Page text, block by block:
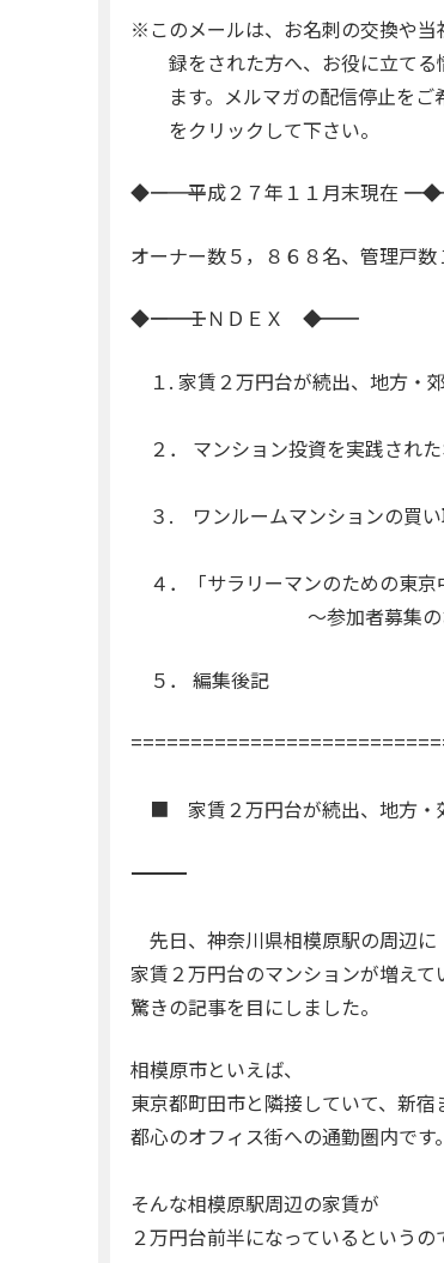
※このメールは、お名刺の交換や
録をされた方へ、お役に立てる
ます。メルマガの配信停止をご
をクリックして下さい。
◆―――――――――― 平成２７年１１月末現在 ――――――――――◆
オーナー数５，８６８名、管理戸
◆――――――――――――― ＩＮＤＥＸ ――――――――――――◆
１. 家賃２万円台が続出、地方・
２． マンション投資を実践され
３. ワンルームマンションの買い
４．「サラリーマンのための東京
～参加者募集のお
５． 編集後記
■ 家賃２万円台が続出、地方・
―――――――――――――――――――――――――――――――――――
先日、神奈川県相模原駅の周辺に
家賃２万円台のマンションが増えて
驚きの記事を目にしました。
相模原市といえば、
東京都町田市と隣接していて、新宿
都心のオフィス街への通勤圏内です。
そんな相模原駅周辺の家賃が
２万円台前半になっているというの